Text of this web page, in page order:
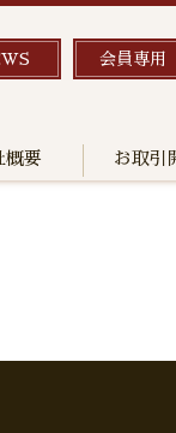
会員専用
概要 お取引